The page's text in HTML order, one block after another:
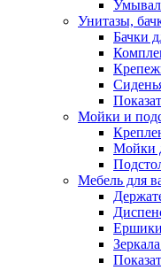
Унитазы,
Бачки
Мойки и
Мойки
Мебель для
Ершики